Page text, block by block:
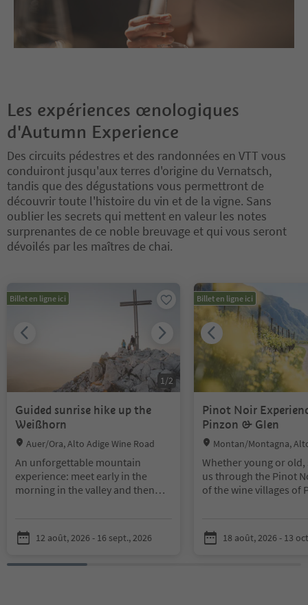
Les expériences œnologiques
d'Autumn Experience
Des circuits pédestres et des randonnées en VTT vous
conduiront jusqu'aux terres d'origine du Vernatsch,
tandis que des dégustations vous permettront de
découvrir toute l'histoire du vin et de la vigne. Sans
oublier les secrets qui mettent en valeur les notes
surprenantes de ce noble breuvage et qui vous seront
dévoilés par les maîtres de chai.
Billet en ligne ici
1 /2
Guided sunrise hike up the
Weißhorn
Location:
Auer/Ora, Alto Adige Wine Road
An unforgettable mountain
experience: meet early in the
morning in the valley and then
through picturesque landscapes,
alpine meadows and mountain
12 août, 2026 - 16 sept., 2026
Billet en ligne ici
Pinot Noir
Pinzon & Glen
Location:
Montan/Montagna,
Whether young or
us through the Pinot
of the wine villages of
find out all kinds of
stories about wine
18 août, 2026 - 13